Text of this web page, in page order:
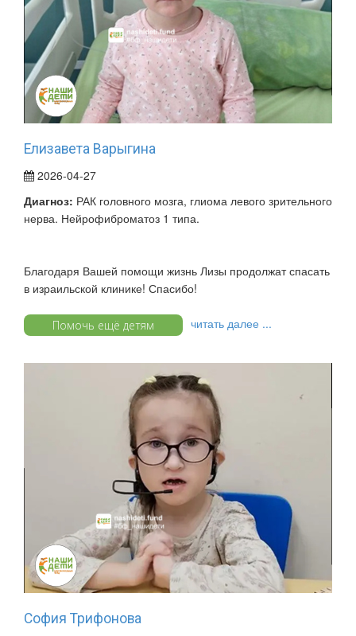
Елизавета Варыгина
2026-04-27
Диагноз: РАК головного мозга, глиома левого зрительного
нерва. Нейрофиброматоз 1 типа.
Благодаря Вашей помощи жизнь Лизы продолжат спасать
в израильской клинике! Спасибо!
Помочь ещё детям читать далее ...
София Трифонова